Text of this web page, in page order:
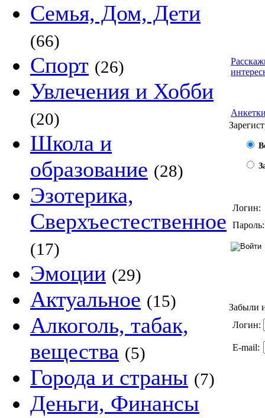
Семья, Дом, Дети
(66)
Спорт (26)
Увлечения и Хобби
(20)
Школа и
образование (28)
Эзотерика,
Сверхъестественное
(17)
Эмоции (29)
Актуальное (15)
Алкоголь, табак,
вещества (5)
Города и страны (7)
Деньги, Финансы
Логин:
Пароль:
Забыли
Логин:
E-mail: